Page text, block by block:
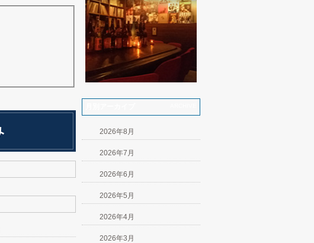
2026年8月
2026年7月
2026年6月
2026年5月
2026年4月
2026年3月